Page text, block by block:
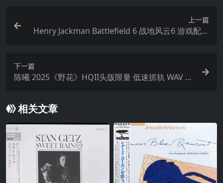
上一篇
Henry Jackman Battlefield 6 战地风云6 游戏配乐
下一篇
陈曦 2025《野花》HQII头版限量 低速抓轨 WAV 分
相关文章